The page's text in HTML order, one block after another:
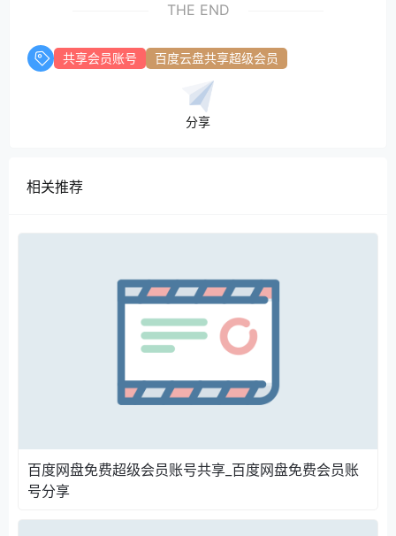
领取百度云盘共享超级会员，登陆方式是扫码登陆！
（具体操作可以看下图）
THE END
共享会员账号 百度云盘共享超级会员
分享
相关推荐
百度网盘免费超级会员账号共享_百度网盘免费会员账
号分享